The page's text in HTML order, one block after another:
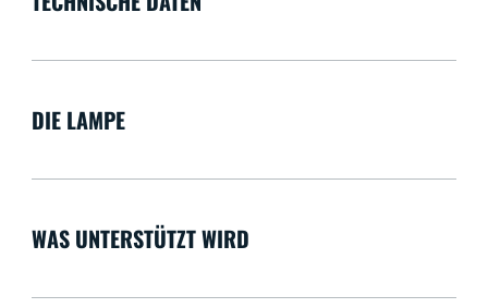
DIE LAMPE
WAS UNTERSTÜTZT WIRD